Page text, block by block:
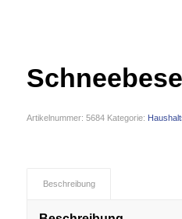
Artikelnummer: 5684 Kategorie:
Beschreibung